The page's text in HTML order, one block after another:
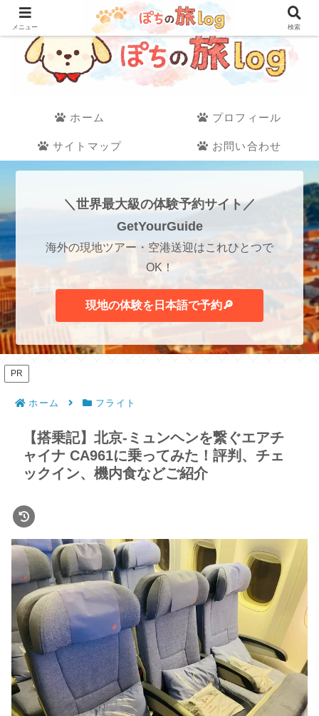
ホーム プロフィール
サイトマップ お問い合わせ
＼世界最大級の体験予約サイト／
GetYourGuide
海外の現地ツアー・空港送迎はこれひとつで
OK！
現地の体験を日本語で予約🔎
PR
ホーム フライト
【搭乗記】北京-ミュンヘンを繋ぐエアチ
ャイナ CA961に乗ってみた！評判、チェ
ックイン、機内食などご紹介
メニュー 検索